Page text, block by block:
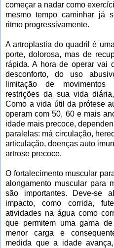
começar a nadar como
mesmo tempo caminhar já
ritmo progressivamente.
A artroplastia do quadril é
porte, dolorosa, mas de
rápida. A hora de operar vai
desconforto, do uso
limitação de movimentos
restrições da sua vida
Como a vida útil da prótese
operam com 50, 60 e mais
idade mais precoce,
paralelas: má circulação,
articulação, doenças auto
artrose precoce.
O fortalecimento muscular
alongamento muscular para
são importantes. Deve-se
impacto, como corrida,
atividades na água como
que permitem uma gama
menor carga e
medida que a idade